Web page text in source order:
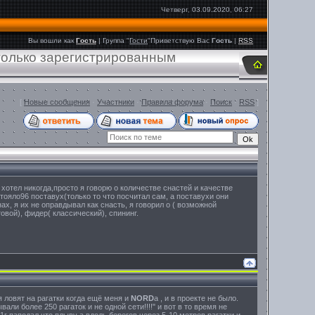
Четверг, 03.09.2020, 06:27
Вы вошли как Гость|Группа"Гости"Приветствую Вас Гость |RSS
зарегистрированным
[ Новые сообщения Участники ·Правила форума· Поиск · RSS]
никогда,просто я говорю о количестве снастей и качестве
поставух(только то что посчитал сам, а поставухи они
я их не оправдывал как снасть, я говорил о ( возможной
фидер( классический), спининг.
на рагатки когда ещё меня и NORDа , и в проекте не было.
более 250 рагаток и не одной сети!!!!" и вот в то время не